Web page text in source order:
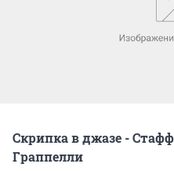
Скрипка в джазе -
Граппелли